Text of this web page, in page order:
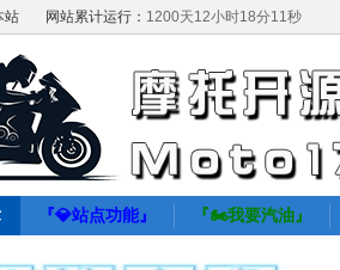
站 网站累计运行： 1200天12小时18分12秒
『💎站点功能』 『🏍️我要汽油』